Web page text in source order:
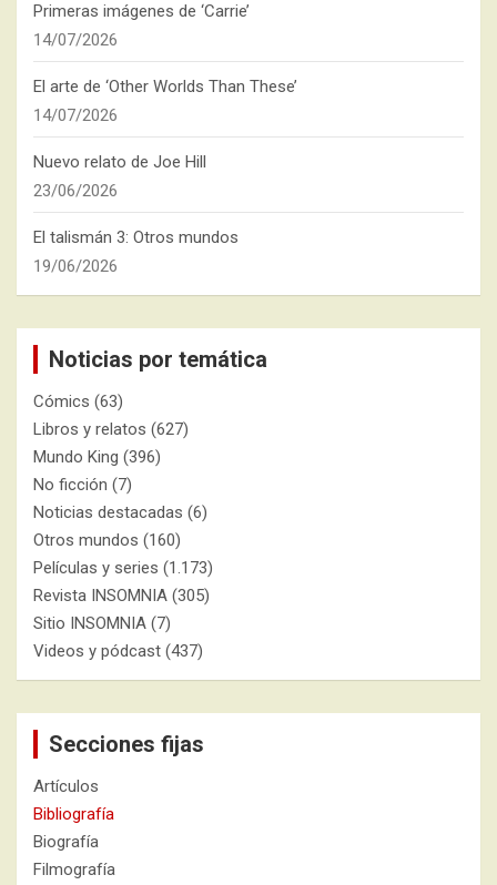
Primeras imágenes de ‘Carrie’
14/07/2026
El arte de ‘Other Worlds Than These’
14/07/2026
Nuevo relato de Joe Hill
23/06/2026
El talismán 3: Otros mundos
19/06/2026
Noticias por temática
Cómics (63)
Libros y relatos (627)
Mundo King (396)
No ficción (7)
Noticias destacadas (6)
Otros mundos (160)
Películas y series (1.173)
Revista INSOMNIA (305)
Sitio INSOMNIA (7)
Videos y pódcast (437)
Secciones fijas
Artículos
Bibliografía
Biografía
Filmografía